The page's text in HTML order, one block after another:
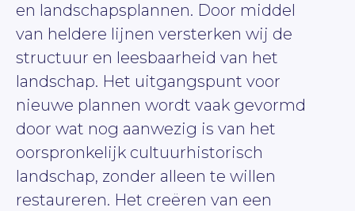
en landschapsplannen. Door middel
van heldere lijnen versterken wij de
structuur en leesbaarheid van het
landschap. Het uitgangspunt voor
nieuwe plannen wordt vaak gevormd
door wat nog aanwezig is van het
oorspronkelijk cultuurhistorisch
landschap, zonder alleen te willen
restaureren. Het creëren van een